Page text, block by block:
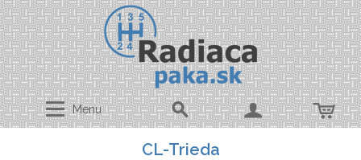
Menu
CL-Trieda